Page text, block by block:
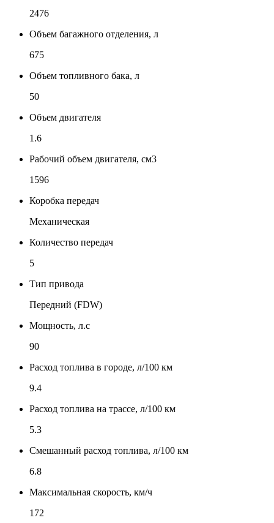
2476
Объем багажного отделения, л
675
Объем топливного бака, л
50
Объем двигателя
1.6
Рабочий объем двигателя, см3
1596
Коробка передач
Механическая
Количество передач
5
Тип привода
Передний (FDW)
Мощность, л.с
90
Расход топлива в городе, л/100 км
9.4
Расход топлива на трассе, л/100 км
5.3
Смешанный расход топлива, л/100 км
6.8
Максимальная скорость, км/ч
172